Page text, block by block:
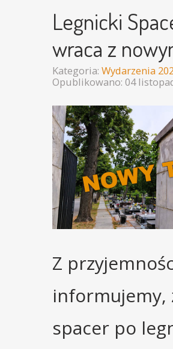
Legnicki
wraca z
Kategoria: Wydarzenia
Opublikowano: 04
Z
informujemy,
spacer po